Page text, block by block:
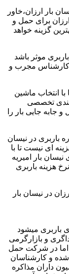
بار ارزان،خاور
برای حمل و
گزینه خواهد
موثر باشد
کارشناس مجرب و
انتخاب ماشین
تخصصی
جابه جایی بار را
باربری در نیسان
ای نیست تا با
بار امیریه
هزینه باربری
در نیسان بار
باربری میشود
و بازارگرمی
در شرکت حمل
و کارشناسان
داران مذاکره